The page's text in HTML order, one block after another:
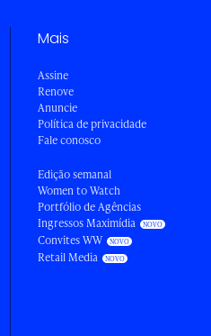
Mais
Assine
Renove
Anuncie
Política de privacidade
Fale conosco
Edição semanal
Women to Watch
Portfólio de Agências
Ingressos Maximídia
Convites WW
Retail Media